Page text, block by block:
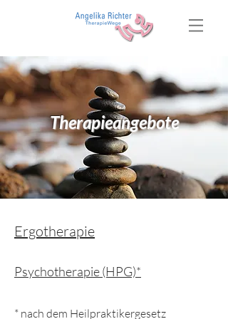
Therapieangebote
Ergotherapie
Psychotherapie (HPG)*
* nach dem Heilpraktikergesetz